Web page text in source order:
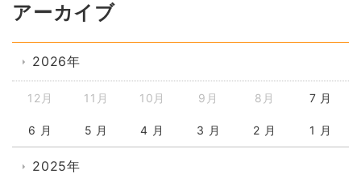
アーカイブ
2026年
12月 11月 10月 9月 8月 7 月
6 月 5 月 4 月 3 月 2 月 1 月
2025年